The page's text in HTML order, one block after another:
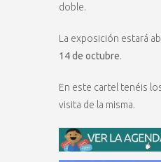
doble.
La exposición estará
14 de octubre.
En este cartel tenéis
visita de la misma.